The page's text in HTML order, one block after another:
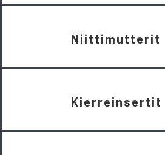
Niittimutterit
Kierreinsertit